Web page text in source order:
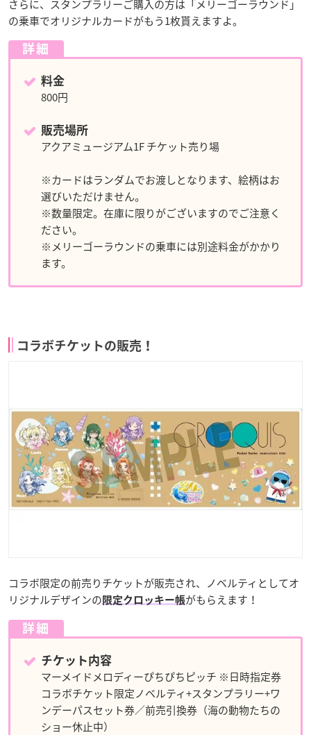
さらに、スタンプラリーご購入の方は「メリーゴーラウンド」
の乗車でオリジナルカードがもう1枚貰えますよ。
詳細
料金
800円
販売場所
アクアミュージアム1F チケット売り場
※カードはランダムでお渡しとなります、絵柄はお
選びいただけません。
※数量限定。在庫に限りがございますのでご注意く
ださい。
※メリーゴーラウンドの乗車には別途料金がかかり
ます。
コラボチケットの販売！
コラボ限定の前売りチケットが販売され、ノベルティとしてオ
リジナルデザインの 限定クロッキー帳がもらえます！
詳細
チケット内容
マーメイドメロディーぴちぴちピッチ ※日時指定券
コラボチケット限定ノベルティ+スタンプラリー+ワ
ンデーパスセット券／前売引換券（海の動物たちの
ショー休止中）